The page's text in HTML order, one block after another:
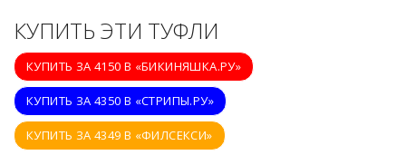
КУПИТЬ ЭТИ ТУФЛИ
КУПИТЬ ЗА 4150 В «БИКИНЯШКА.РУ»
КУПИТЬ ЗА 4350 В «СТРИПЫ.РУ»
КУПИТЬ ЗА 4349 В «ФИЛСЕКСИ»